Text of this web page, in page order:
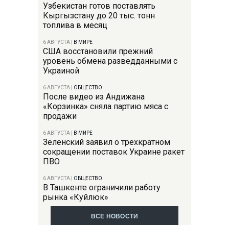
Узбекистан готов поставлять
Кыргызстану до 20 тыс. тонн
топлива в месяц
6 АВГУСТА В МИРЕ
США восстановили прежний
уровень обмена разведданными с
Украиной
6 АВГУСТА ОБЩЕСТВО
После видео из Андижана
«Корзинка» сняла партию мяса с
продажи
6 АВГУСТА В МИРЕ
Зеленский заявил о трехкратном
сокращении поставок Украине ракет
ПВО
6 АВГУСТА ОБЩЕСТВО
В Ташкенте ограничили работу
рынка «Куйлюк»
ВСЕ НОВОСТИ